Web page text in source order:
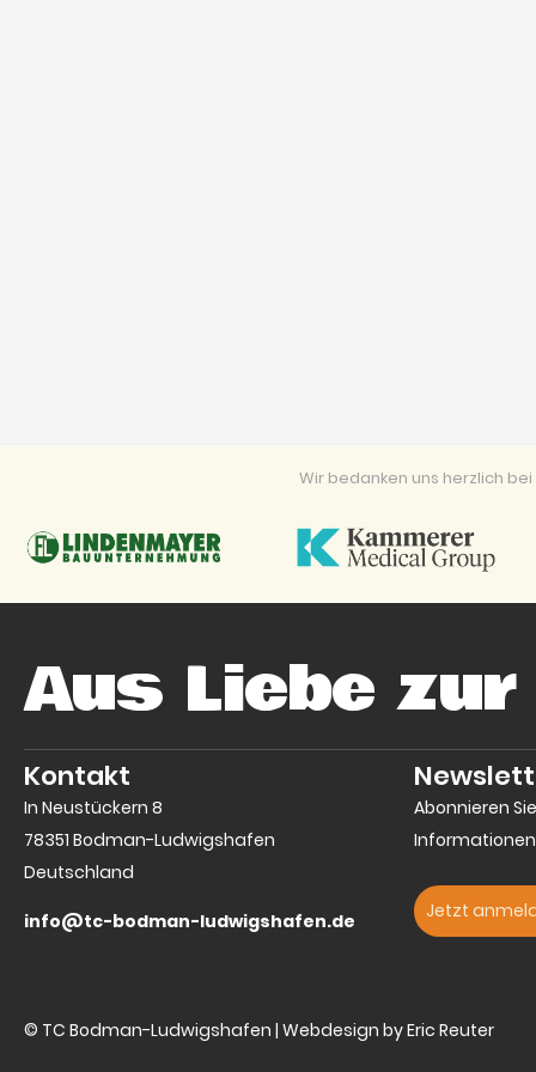
Wir bedanken uns herzlich
Aus Liebe
Kontakt
In Neustückern 8
78351 Bodman-Ludwigshafen
Deutschland
info@tc-bodman-ludwigshafen.de
Abonnieren
Jetzt
© TC Bodman-Ludwigshafen | Webdesign by Eric Reuter